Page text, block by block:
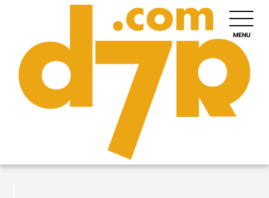
MENU